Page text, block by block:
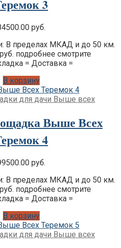
3
руб.
В пределах МКАД и до 50 км.
подробнее смотрите
= Доставка =
В корзину
для дачи Выше всех
Выше Всех
4
руб.
В пределах МКАД и до 50 км.
подробнее смотрите
= Доставка =
В корзину
для дачи Выше всех